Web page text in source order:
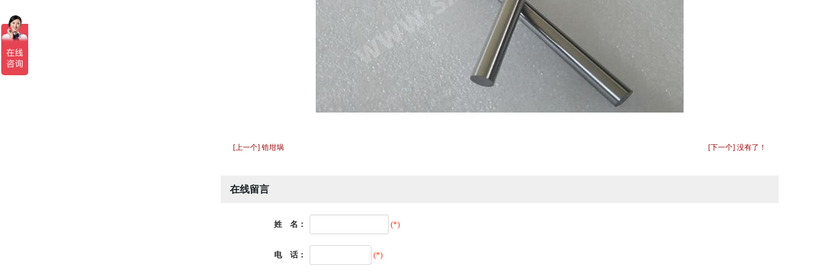
[上一个] 锆坩埚 [下一个] 没有了！
在线留言
姓 名： (*)
电 话： (*)